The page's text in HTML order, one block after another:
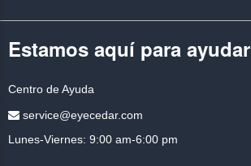
Estamos aquí para ayudar
Centro de Ayuda
service@eyecedar.com
Lunes-Viernes: 9:00 am-6:00 pm